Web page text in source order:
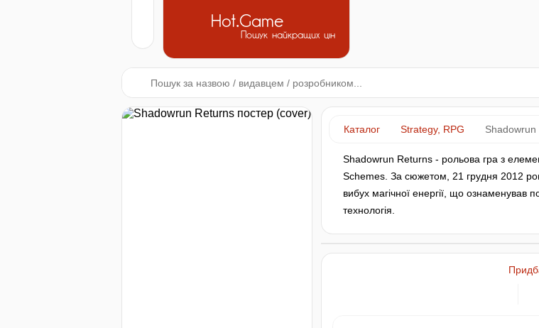
Hot.Game
Пошук найкращих цін
Каталог Strategy, RPG
Shadowrun Returns - рольова гра з
Schemes. За сюжетом, 21 грудня 2012
вибух магічної енергії, що ознаменував
технологія.